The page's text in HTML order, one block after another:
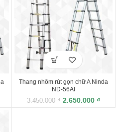
Thang nhôm rút gọn chữ A Ninda
ND-56AI
3.450.000₫ 2.650.000 ₫